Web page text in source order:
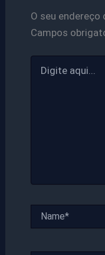
O seu endereço
Campos
aqui...